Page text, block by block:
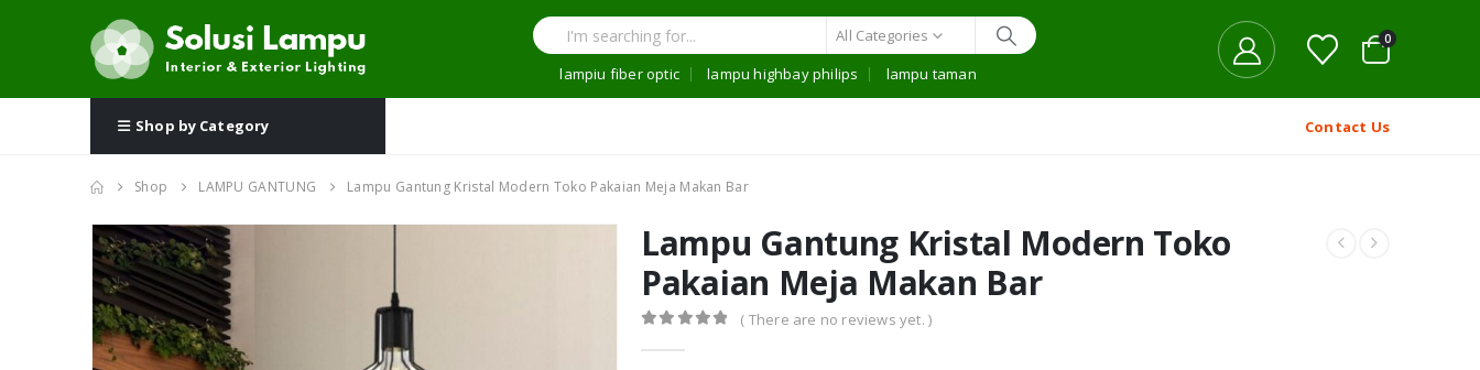
All Categories
lampiu fiber optic
lampu highbay philips lampu taman
0
Shop by Category Contact Us
Shop LAMPU GANTUNG Lampu Gantung Kristal Modern Toko Pakaian Meja Makan Bar
Lampu Gantung Kristal Modern Toko
Pakaian Meja Makan Bar
( There are no reviews yet. )